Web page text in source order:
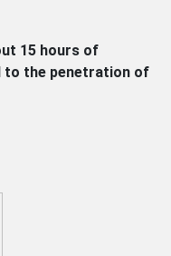
15 hours of
to the penetration of